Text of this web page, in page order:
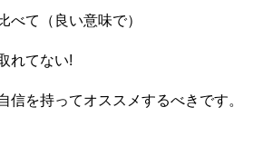
べて（良い意味で）
れてない!
信を持ってオススメするべきです。